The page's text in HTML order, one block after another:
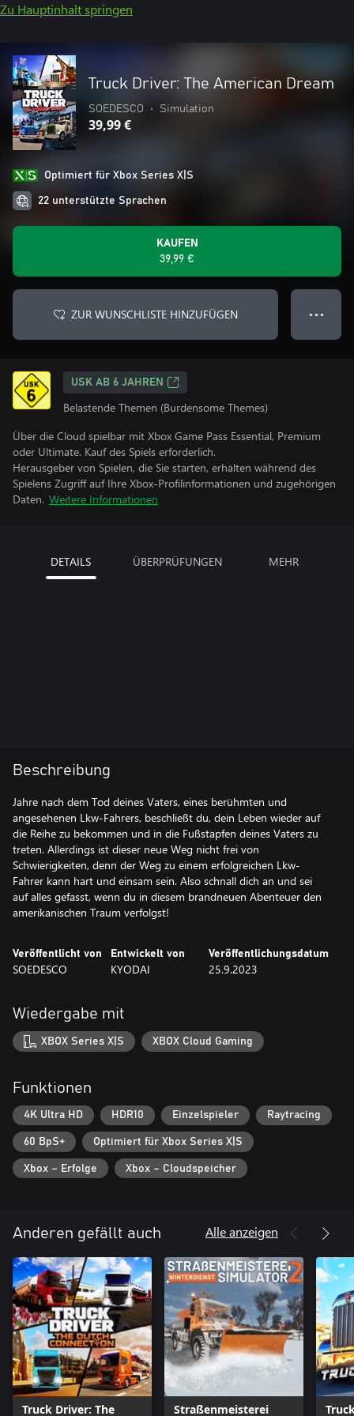
Zu Hauptinhalt springen
Truck Driver: The American Dream
SOEDESCO • Simulation
39,99 €
Optimiert für Xbox Series X|S
22 unterstützte Sprachen
KAUFEN
39,99 €
ZUR WUNSCHLISTE HINZUFÜGEN ● ● ●
USK AB 6 JAHREN
Belastende Themen (Burdensome Themes)
Über die Cloud spielbar mit Xbox Game Pass Essential, Premium
oder Ultimate. Kauf des Spiels erforderlich.
Herausgeber von Spielen, die Sie starten, erhalten während des
Spielens Zugriff auf Ihre Xbox-Profilinformationen und zugehörigen
Daten. Weitere Informationen
DETAILS ÜBERPRÜFUNGEN MEHR
Beschreibung
Jahre nach dem Tod deines Vaters, eines berühmten und
angesehenen Lkw-Fahrers, beschließt du, dein Leben wieder auf
die Reihe zu bekommen und in die Fußstapfen deines Vaters zu
treten. Allerdings ist dieser neue Weg nicht frei von
Schwierigkeiten, denn der Weg zu einem erfolgreichen Lkw-
Fahrer kann hart und einsam sein. Also schnall dich an und sei
auf alles gefasst, wenn du in diesem brandneuen Abenteuer den
amerikanischen Traum verfolgst!
Veröffentlicht von
SOEDESCO
Entwickelt von
KYODAI
Veröffentlichungsdatum
25.9.2023
Wiedergabe mit
XBOX Series X|S XBOX Cloud Gaming
Funktionen
4K Ultra HD HDR10 Einzelspieler Raytracing
60 BpS+ Optimiert für Xbox Series X|S
Xbox – Erfolge Xbox – Cloudspeicher
Anderen gefällt auch Alle anzeigen
Truck Driver: The Straßenmeisterei